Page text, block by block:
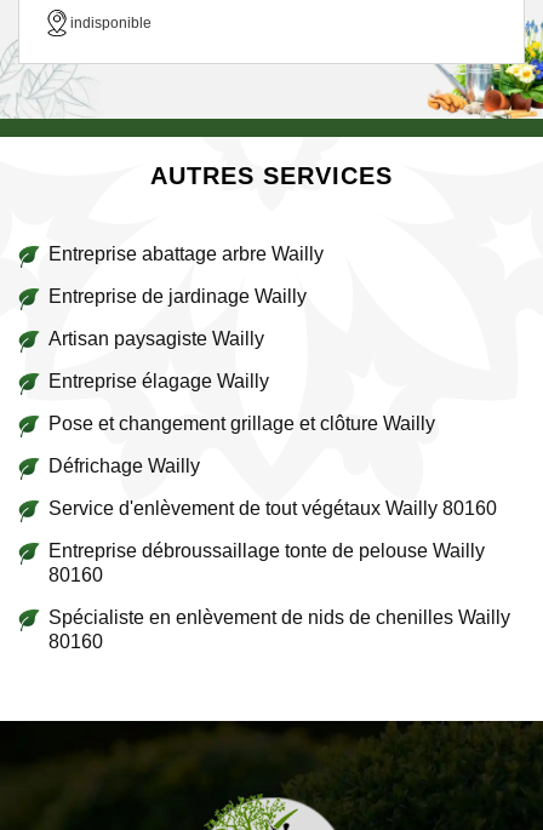
indisponible
AUTRES SERVICES
Entreprise abattage arbre Wailly
Entreprise de jardinage Wailly
Artisan paysagiste Wailly
Entreprise élagage Wailly
Pose et changement grillage et clôture Wailly
Défrichage Wailly
Service d'enlèvement de tout végétaux Wailly 80160
Entreprise débroussaillage tonte de pelouse Wailly
80160
Spécialiste en enlèvement de nids de chenilles Wailly
80160